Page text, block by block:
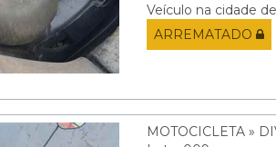
Veículo na cidade de
ARREMATADO
MOTOCICLETA »